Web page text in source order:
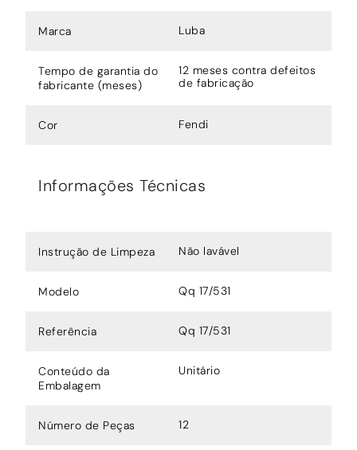
Marca Luba
Tempo de garantia do
fabricante (meses)
12 meses contra defeitos
de fabricação
Cor Fendi
Informações Técnicas
Instrução de Limpeza Não lavável
Modelo Qq 17/531
Referência Qq 17/531
Conteúdo da
Embalagem
Unitário
Número de Peças 12